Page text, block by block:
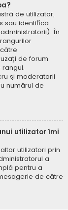
de utilizator,
sau identifică
În
de forum
şi moderatorii
numărul de
utilizator îmi
utilizatori prin
a
pentru a
de către